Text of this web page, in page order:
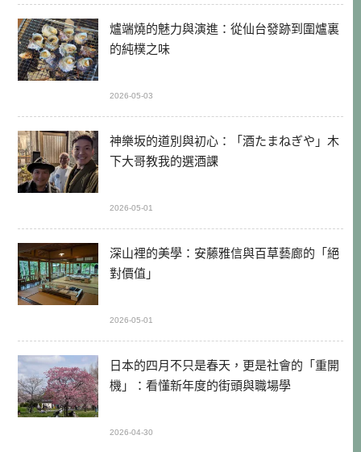
爐端燒的魅力與演進：從仙台發跡到圍爐裏
的純樸之味
2026-05-03
神樂坂的道別與初心：「酒たまねぎや」木
下大哥教我的選酒課
2026-05-01
深山裡的美學：安藤雅信與百草藝廊的「絕
對價值」
2026-05-01
日本的四月不只是春天，更是社會的「重開
機」：看懂新年度的街頭與職場學
2026-04-30